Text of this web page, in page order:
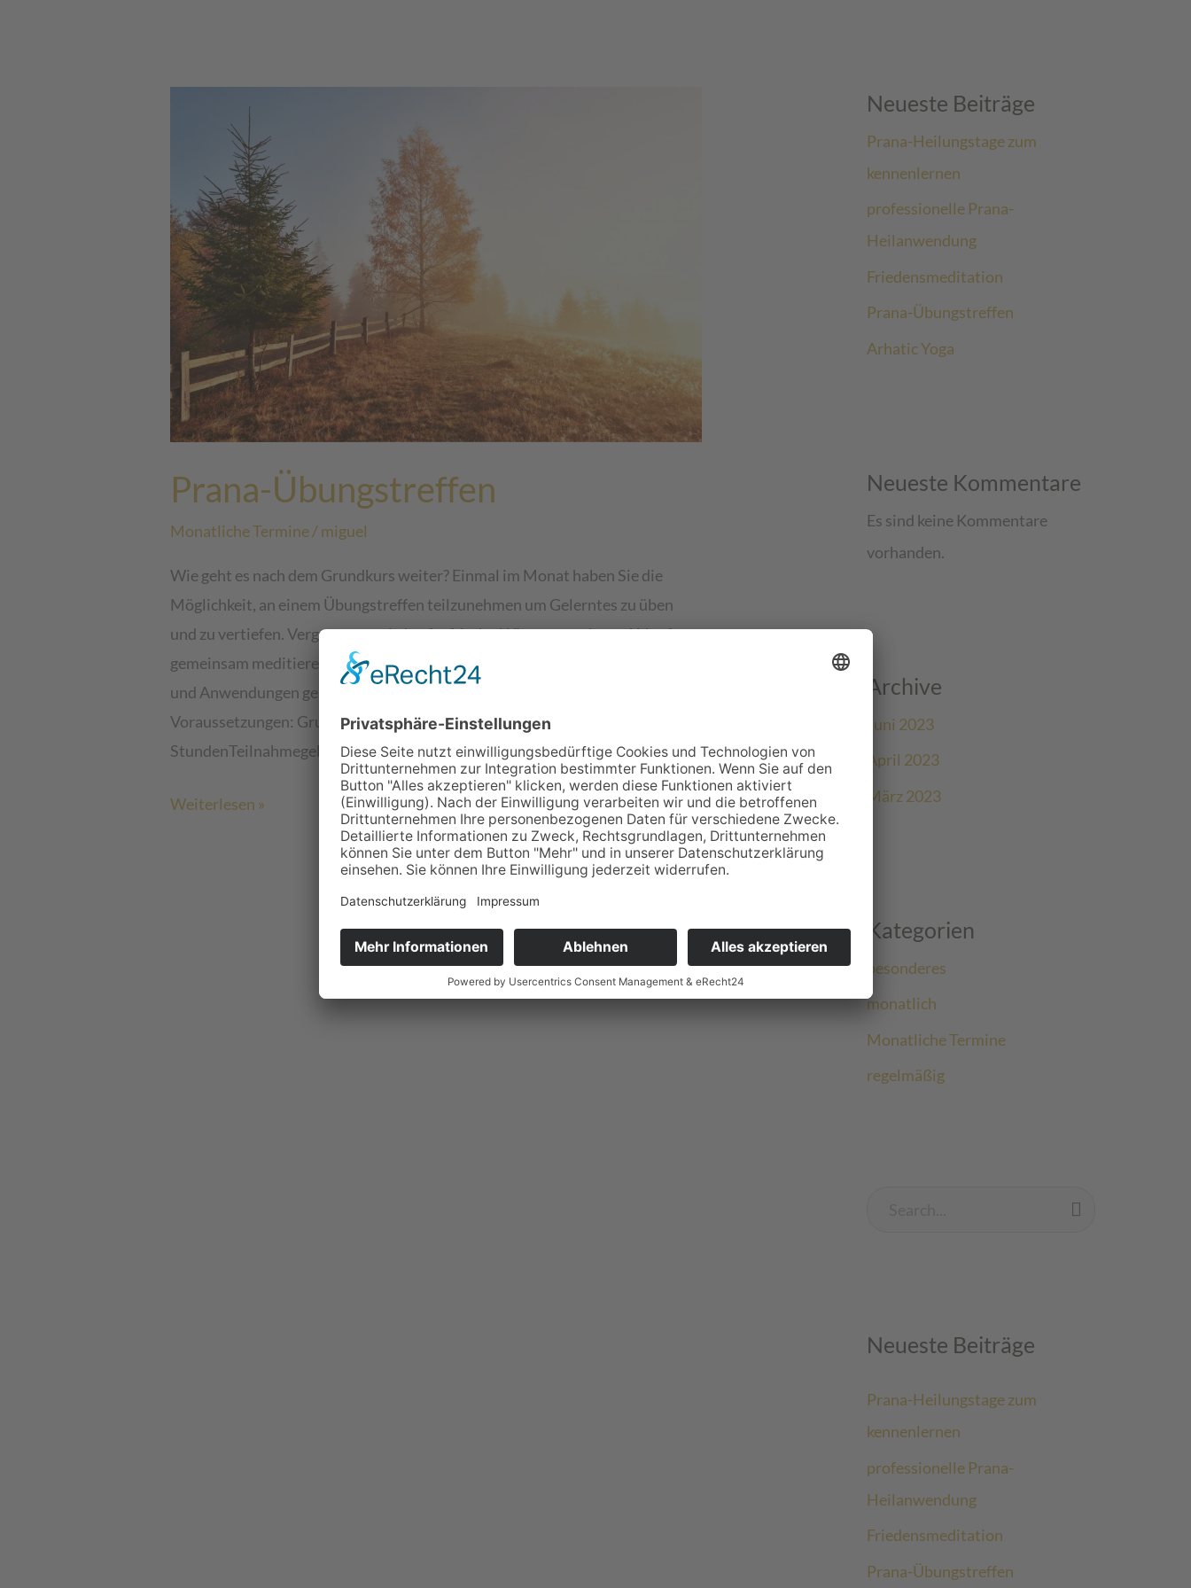
Prana-Übungstreffen
Monatliche Termine/miguel
Wie geht es nach dem Grundkurs weiter? Einmal im Monat haben Sie die
Möglichkeit, an einem Übungstreffen teilzunehmen um Gelerntes zu üben
und zu vertiefen. Vergessenes wird aufgefrischt, Wissen erweitert. Ablauf:
gemeinsam meditieren Zeit für Fragen zum Thema rund um die Prana Heilung
und Anwendungen gemeinsame, angeleitete Prana-Heilanwendung
Voraussetzungen: Grundkurs Prana-Heilung – P1Dauer: 2
StundenTeilnahmegebühren: […]
Übungstreffen
Weiterlesen »
Neueste Beiträge
Prana-Heilungstage zum
kennenlernen
professionelle Prana-
Heilanwendung
Friedensmeditation
Prana-Übungstreffen
Arhatic Yoga
Neueste Kommentare
Es sind keine Kommentare
vorhanden.
Archive
Juni 2023
April 2023
März 2023
Kategorien
besonderes
monatlich
Monatliche Termine
regelmäßig
e
n
a
c
h
:
Neueste Beiträge
Prana-Heilungstage zum
kennenlernen
professionelle Prana-
Heilanwendung
Friedensmeditation
Prana-Übungstreffen